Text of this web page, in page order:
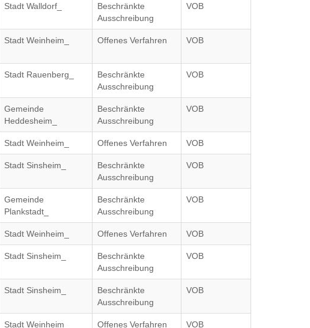
Stadt Walldorf_
Beschränkte
Ausschreibung
VOB
Stadt Weinheim_ Offenes Verfahren VOB
Stadt Rauenberg_
Beschränkte
Ausschreibung
VOB
Gemeinde
Heddesheim_
Beschränkte
Ausschreibung
VOB
Stadt Weinheim_ Offenes Verfahren VOB
Stadt Sinsheim_
Beschränkte
Ausschreibung
VOB
Gemeinde
Plankstadt_
Beschränkte
Ausschreibung
VOB
Stadt Weinheim_ Offenes Verfahren VOB
Stadt Sinsheim_
Beschränkte
Ausschreibung
VOB
Stadt Sinsheim_
Beschränkte
Ausschreibung
VOB
Stadt Weinheim_ Offenes Verfahren VOB